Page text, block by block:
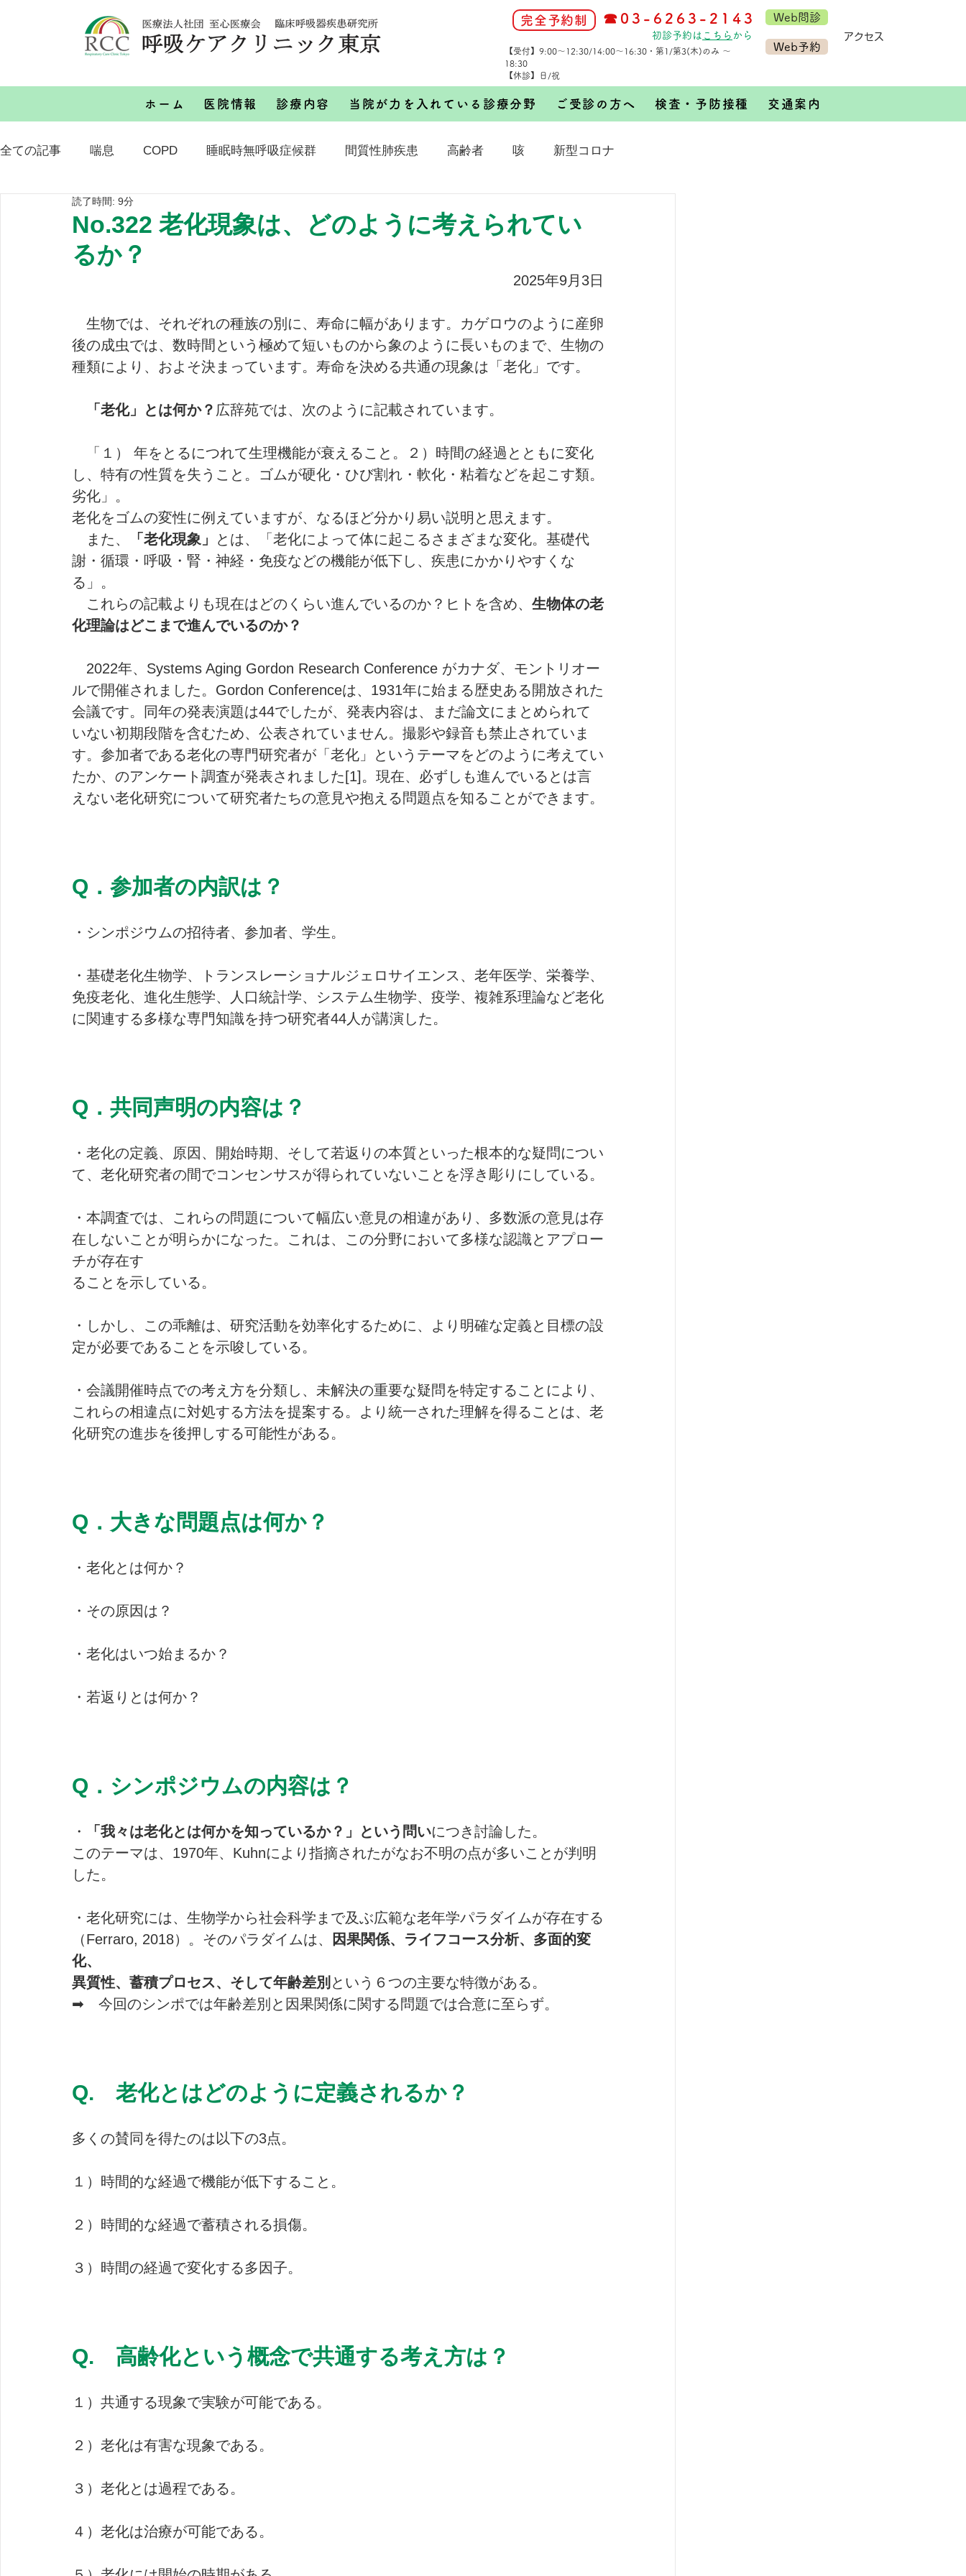
完全予約制 ☎03-6263-2143
初診予約は こちら から
【受付】9:00～12:30/14:00～16:30・第1/第3(木)のみ ～
18:30
【休診】日/祝
Web問診
Web予約
​アクセス
ホーム 医院情報 診療内容 当院が力を入れている診療分野 ご受診の方へ 検査・予防接種 交通案内
全ての記事 喘息 COPD 睡眠時無呼吸症候群 間質性肺疾患 高齢者 咳 新型コロナ
No.322 老化現象は、どのように考えられてい
るか？
読了時間: 9分
2025年9月3日
生物では、それぞれの種族の別に、寿命に幅があります。カゲロウのように産卵
後の成虫では、数時間という極めて短いものから象のように長いものまで、生物の
種類により、およそ決まっています。寿命を決める共通の現象は「老化」です。
「老化」とは何か？ 広辞苑では、次のように記載されています。
「１） 年をとるにつれて生理機能が衰えること。２）時間の経過とともに変化
し、特有の性質を失うこと。ゴムが硬化・ひび割れ・軟化・粘着などを起こす類。
劣化」。
老化をゴムの変性に例えていますが、なるほど分かり易い説明と思えます。
また、
「老化現象」
とは、「老化によって体に起こるさまざまな変化。基礎代
謝・循環・呼吸・腎・神経・免疫などの機能が低下し、疾患にかかりやすくな
る」。
これらの記載よりも現在はどのくらい進んでいるのか？ヒトを含め、 生物体の老
化理論はどこまで進んでいるのか？
2022年、Systems Aging Gordon Research Conference がカナダ、モントリオー
ルで開催されました。Gordon Conferenceは、1931年に始まる歴史ある開放された
会議です。同年の発表演題は44でしたが、発表内容は、まだ論文にまとめられて
いない初期段階を含むため、公表されていません。撮影や録音も禁止されていま
す。参加者である老化の専門研究者が「老化」というテーマをどのように考えてい
たか、のアンケート調査が発表されました[1]。現在、必ずしも進んでいるとは言
えない老化研究について研究者たちの意見や抱える問題点を知ることができます。
Q．参加者の内訳は？
・シンポジウムの招待者、参加者、学生。
・基礎老化生物学、トランスレーショナルジェロサイエンス、老年医学、栄養学、
免疫老化、進化生態学、人口統計学、システム生物学、疫学、複雑系理論など老化
に関連する多様な専門知識を持つ研究者44人が講演した。
Q．共同声明の内容は？
・老化の定義、原因、開始時期、そして若返りの本質といった根本的な疑問につい
て、老化研究者の間でコンセンサスが得られていないことを浮き彫りにしている。
・本調査では、これらの問題について幅広い意見の相違があり、多数派の意見は存
在しないことが明らかになった。これは、この分野において多様な認識とアプロー
チが存在す
ることを示している。
・しかし、この乖離は、研究活動を効率化するために、より明確な定義と目標の設
定が必要であることを示唆している。
・会議開催時点での考え方を分類し、未解決の重要な疑問を特定することにより、
これらの相違点に対処する方法を提案する。より統⼀された理解を得ることは、老
化研究の進歩を後押しする可能性がある。
Q．大きな問題点は何か？
・老化とは何か？
・その原因は？
・老化はいつ始まるか？
・若返りとは何か？
Q．シンポジウムの内容は？
・ 「我々は老化とは何かを知っているか？」という問いにつき討論した。
このテーマは、1970年、Kuhnにより指摘されたがなお不明の点が多いことが判明
した。
・老化研究には、生物学から社会科学まで及ぶ広範な老年学パラダイムが存在する
（Ferraro, 2018）。そのパラダイムは、
因果関係、ライフコース分析、多面的変
化、
異質性、蓄積プロセス、そして年齢差別 という６つの主要な特徴がある。
➡　今回のシンポでは年齢差別と因果関係に関する問題では合意に至らず。
Q.　老化とはどのように定義されるか？
多くの賛同を得たのは以下の3点。
１）時間的な経過で機能が低下すること。
２）時間的な経過で蓄積される損傷。
３）時間の経過で変化する多因子。
Q.　高齢化という概念で共通する考え方は？
１）共通する現象で実験が可能である。
２）老化は有害な現象である。
３）老化とは過程である。
４）老化は治療が可能である。